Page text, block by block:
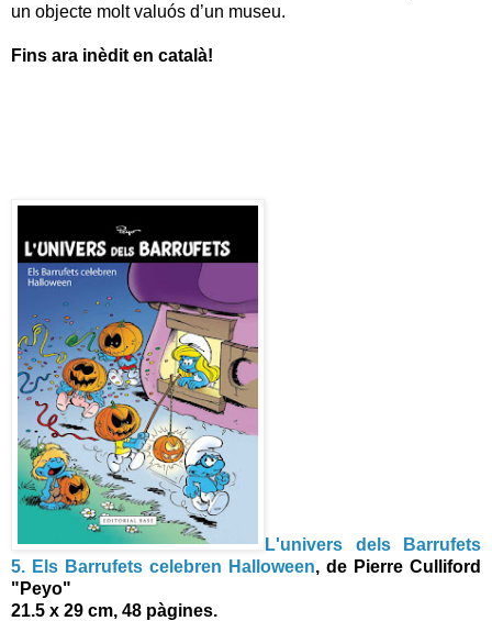
un objecte molt valuós d’un museu.
Fins ara inèdit en català!
L'univers dels Barrufets
5. Els Barrufets celebren Halloween, de Pierre Culliford
"Peyo"
21.5 x 29 cm, 48 pàgines.